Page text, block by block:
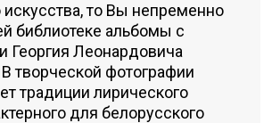
искусства, то Вы непременно
библиотеке альбомы с
Георгия Леонардовича
творческой фотографии
традиции лирического
для белорусского